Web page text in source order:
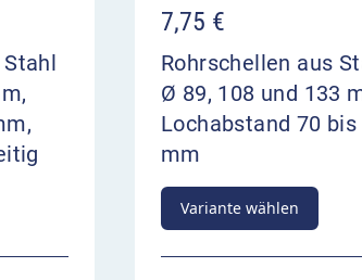
7,75 €
Rohrschellen aus
Ø 89, 108 und 133
Lochabstand 70 bis
mm
Variante wählen